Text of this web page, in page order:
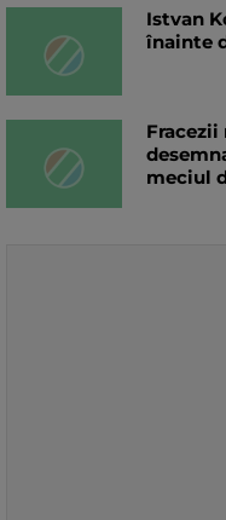
Istvan
înainte
meciul